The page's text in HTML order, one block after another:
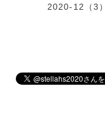
2020-12（3）